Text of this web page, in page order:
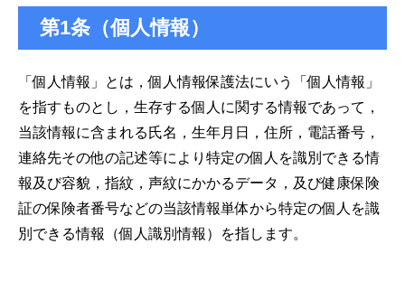
第1条（個人情報）
「個人情報」とは，個人情報保護法にいう「個人情報」
を指すものとし，生存する個人に関する情報であって，
当該情報に含まれる氏名，生年月日，住所，電話番号，
連絡先その他の記述等により特定の個人を識別できる情
報及び容貌，指紋，声紋にかかるデータ，及び健康保険
証の保険者番号などの当該情報単体から特定の個人を識
別できる情報（個人識別情報）を指します。